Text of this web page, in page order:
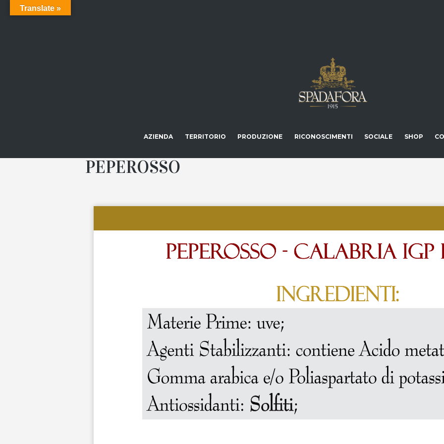
AZIENDA TERRITORIO PRODUZIONE RICONOSCIMENTI SOCIALE SHOP
PEPEROSSO
Translate »